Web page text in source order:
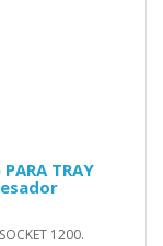
TRAY
1200.